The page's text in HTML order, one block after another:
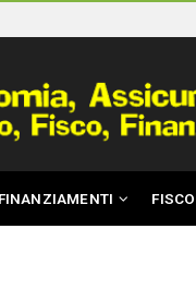
FINANZIAMENTI FISCO